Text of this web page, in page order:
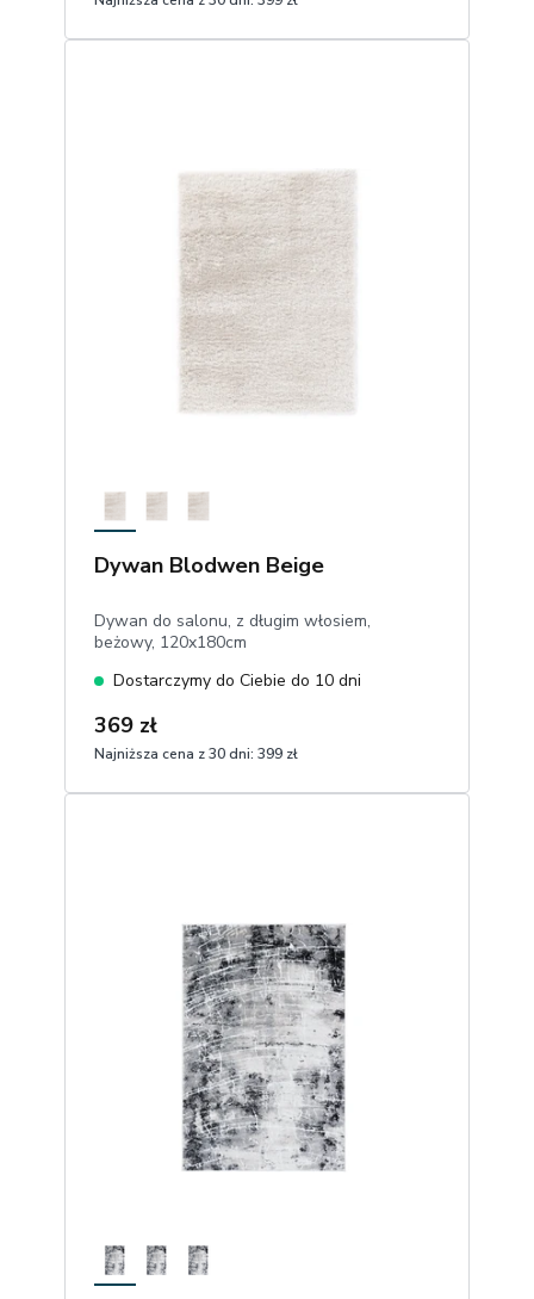
1
Dywan Blodwen Beige
Dywan do salonu, z długim włosiem,
beżowy, 120x180cm
Dostarczymy do Ciebie do 10 dni
369 zł
Najniższa cena z 30 dni: 399 zł
1